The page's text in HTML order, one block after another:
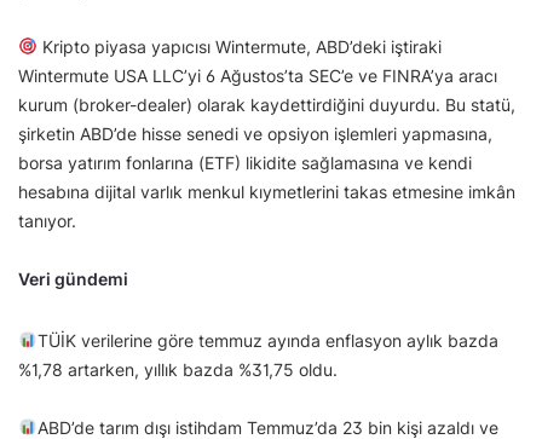
Kripto piyasa yapıcısı Wintermute, ABD’deki iştiraki
Wintermute USA LLC’yi 6 Ağustos’ta SEC’e ve FINRA’ya aracı
kurum (broker-dealer) olarak kaydettirdiğini duyurdu. Bu statü,
şirketin ABD’de hisse senedi ve opsiyon işlemleri yapmasına,
borsa yatırım fonlarına (ETF) likidite sağlamasına ve kendi
hesabına dijital varlık menkul kıymetlerini takas etmesine imkân
tanıyor.
Veri gündemi
TÜİK verilerine göre temmuz ayında enflasyon aylık bazda
%1,78 artarken, yıllık bazda %31,75 oldu.
ABD’de tarım dışı istihdam Temmuz’da 23 bin kişi azaldı ve